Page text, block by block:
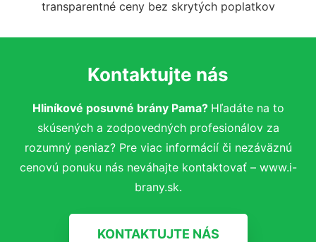
transparentné ceny bez skrytých poplatkov
Kontaktujte nás
Hliníkové posuvné brány Pama? Hľadáte na to
skúsených a zodpovedných profesionálov za
rozumný peniaz? Pre viac informácií či nezáväznú
cenovú ponuku nás neváhajte kontaktovať – www.i-
brany.sk.
KONTAKTUJTE NÁS